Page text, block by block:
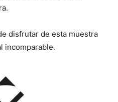
disfrutar de esta muestra
incomparable.